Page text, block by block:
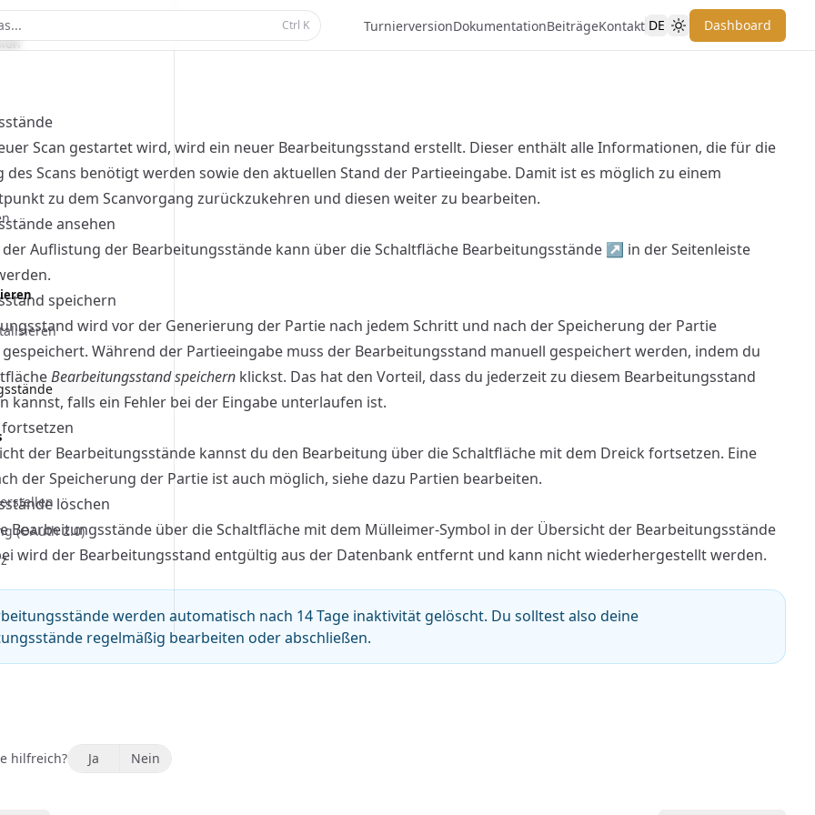
Ctrl K TurnierversionDokumentationBeiträgeKontakt DE Dashboard
(OAuth 2.0)
Scan gestartet wird, wird ein neuer Bearbeitungsstand erstellt. Dieser enthält alle Informationen, die für die
des Scans benötigt werden sowie den aktuellen Stand der Partieeingabe. Damit ist es möglich zu einem
zu dem Scanvorgang zurückzukehren und diesen weiter zu bearbeiten.
ansehen
der Auflistung der Bearbeitungsstände kann über die Schaltfläche Bearbeitungsstände ↗ in der Seitenleiste
speichern
wird vor der Generierung der Partie nach jedem Schritt und nach der Speicherung der Partie
Während der Partieeingabe muss der Bearbeitungsstand manuell gespeichert werden, indem du
Bearbeitungsstand speichern klickst. Das hat den Vorteil, dass du jederzeit zu diesem Bearbeitungsstand
kannst, falls ein Fehler bei der Eingabe unterlaufen ist.
der Bearbeitungsstände kannst du den Bearbeitung über die Schaltfläche mit dem Dreick fortsetzen. Eine
der Speicherung der Partie ist auch möglich, siehe dazu Partien bearbeiten.
löschen
Bearbeitungsstände über die Schaltfläche mit dem Mülleimer-Symbol in der Übersicht der Bearbeitungsstände
wird der Bearbeitungsstand entgültig aus der Datenbank entfernt und kann nicht wiederhergestellt werden.
werden automatisch nach 14 Tage inaktivität gelöscht. Du solltest also deine
regelmäßig bearbeiten oder abschließen.
hilfreich? Ja Nein